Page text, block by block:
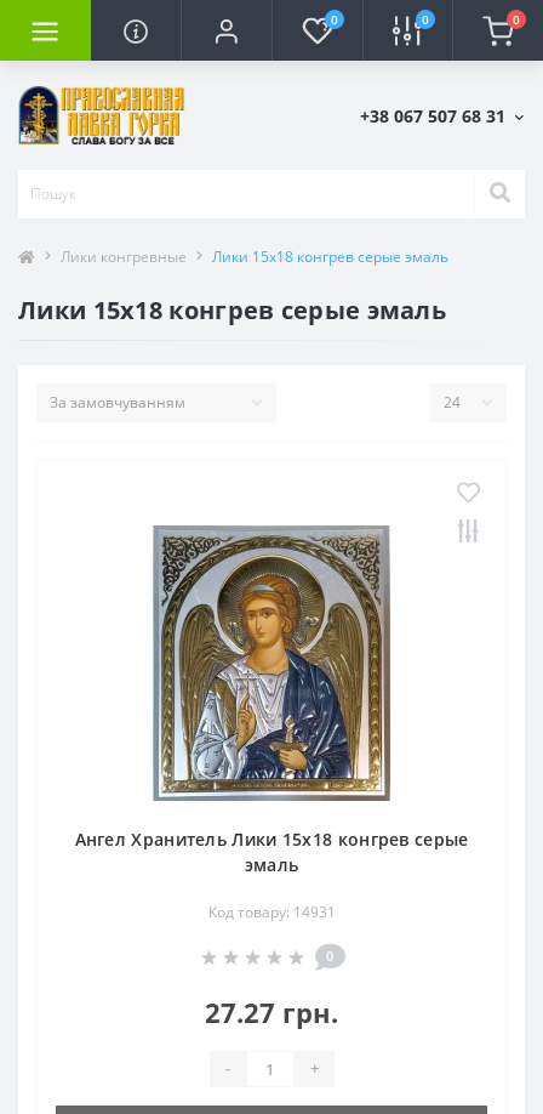
0 0 0
+38 067 507 68 31
Лики конгревные Лики 15х18 конгрев серые эмаль
Лики 15х18 конгрев серые эмаль
Ангел Хранитель Лики 15х18 конгрев серые
эмаль
Код товару: 14931
0
27.27 грн.
- +